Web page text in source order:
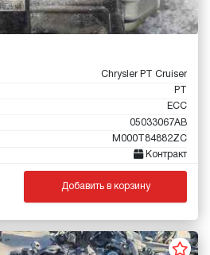
Chrysler PT Cruiser
PT
ECC
05033067AB
M000T84882ZC
Контракт
Добавить в корзину